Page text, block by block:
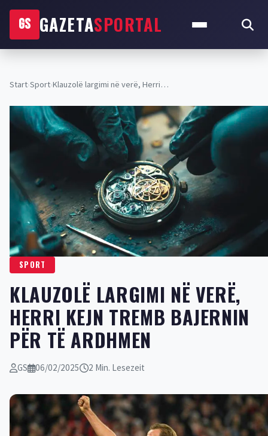
GS GAZETASPORTAL
Start›Sport›Klauzolë largimi në verë, Herri…
SPORT
KLAUZOLË LARGIMI NË VERË,
HERRI KEJN TREMB BAJERNIN
PËR TË ARDHMEN
GS 06/02/2025 2 Min. Lesezeit